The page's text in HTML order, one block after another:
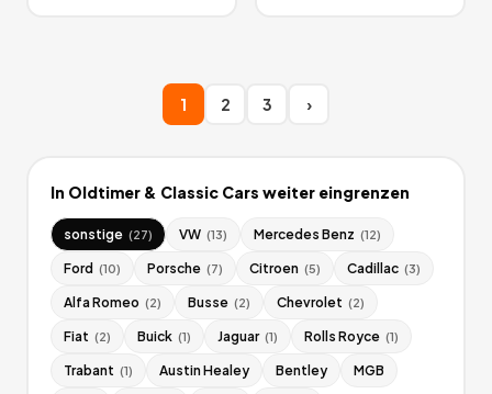
1 2 3 ›
In Oldtimer & Classic Cars weiter eingrenzen
sonstige (27) VW (13) Mercedes Benz (12)
Ford (10) Porsche (7) Citroen (5) Cadillac (3)
Alfa Romeo (2) Busse (2) Chevrolet (2)
Fiat (2) Buick (1) Jaguar (1) Rolls Royce (1)
Trabant (1) Austin Healey Bentley MGB